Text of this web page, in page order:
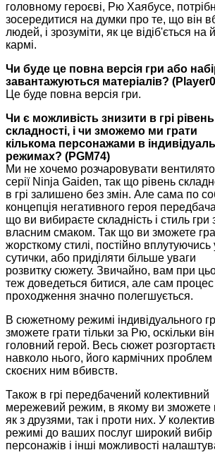
головному героєві, Рю Хаябусе,
зосередитися на думки про те, що він
людей, і зрозуміти, як це відіб'ється на
кармі.
Чи буде це повна версія гри або
завантажуються матеріалів?
Це буде повна версія гри.
Чи є можливість знизити в грі рівень
складності, і чи зможемо ми грати
кількома персонажами в
режимах? (PGM74)
Ми не хочемо розчаровувати
серії Ninja Gaiden, так що рівень
в грі залишено без змін. Але сама по
концепція негативного героя
що ви вибираєте складність і стиль гри
власним смаком. Так що ви зможете
жорсткому стилі, постійно вплутуючись
сутички, або приділяти більше уваги
розвитку сюжету. Звичайно, вам при
теж доведеться битися, але сам процес
проходження значно полегшується.
В сюжетному режимі індивідуального
зможете грати тільки за Рю, оскільки
головний герой. Весь сюжет
навколо нього, його кармічних проблем
скоєних ним вбивств.
Також в грі передбачений колективний
мережевий режим, в якому ви зможете
як з друзями, так і проти них. У
режимі до ваших послуг широкий вибір
персонажів і інші можливості